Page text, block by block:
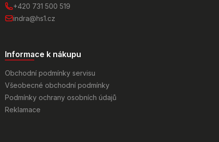
+420 731 500 519
indra@hs1.cz
Informace k nákupu
Obchodní podmínky servisu
Všeobecné obchodní podmínky
Podmínky ochrany osobních údajů
Reklamace